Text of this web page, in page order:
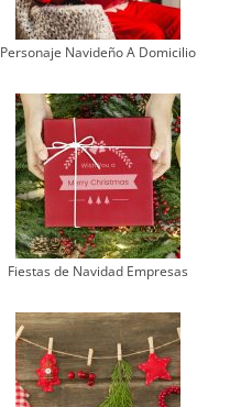
Personaje Navideño A Domicilio
Fiestas de Navidad Empresas